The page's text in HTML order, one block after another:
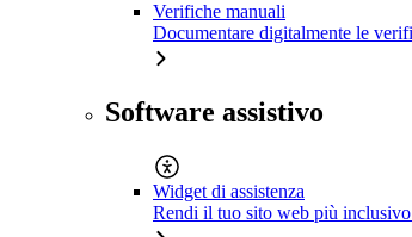
Verifiche manuali
Documentare digitalmente le
Software assistivo
Widget di assistenza
Rendi il tuo sito web più